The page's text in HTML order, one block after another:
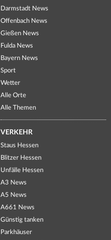
Darmstadt News
Offenbach News
Gießen News
Fulda News
Bayern News
Sport
Wetter
Alle Orte
Alle Themen
VERKEHR
Staus Hessen
Blitzer Hessen
Unfälle Hessen
A3 News
A5 News
A661 News
Günstig tanken
Parkhäuser